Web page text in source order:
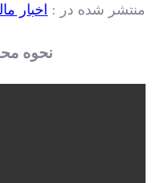
منتشر شده در : اخبار
نحوه